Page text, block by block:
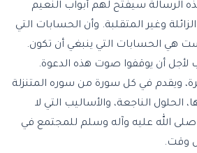
الرسالة سيفتح لهم أبواب النعيم
وغير المتقلبة. وأن الحسابات التي
هي الحسابات التي ينبغي أن تكون.
لأجل أن يوقفوا صوت هذه الدعوة.
ويقدم في كل سورة من سوره المتنزلة
الحلول الناجعة، والأساليب التي لا
الله عليه وآله وسلم للمجتمع في
وقت.